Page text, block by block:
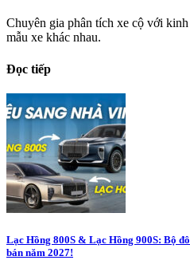
Chuyên gia phân tích xe cộ với
mẫu xe khác nhau.
Đọc tiếp
Lạc Hồng 800S & Lạc Hồng 900S: Bộ
bán năm 2027!